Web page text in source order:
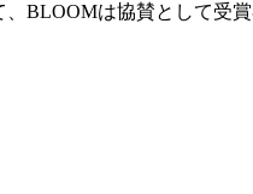
、BLOOMは協賛として受